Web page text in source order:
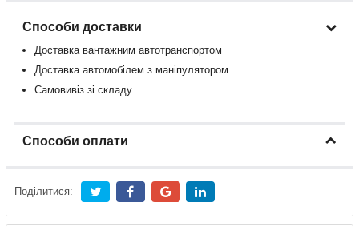
Способи доставки
Доставка вантажним автотранспортом
Доставка автомобілем з маніпулятором
Самовивіз зі складу
Способи оплати
Поділитися: